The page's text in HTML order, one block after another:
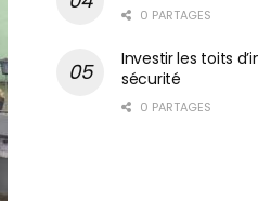
0 PARTAGES
Investir les toits
sécurité
0 PARTAGES